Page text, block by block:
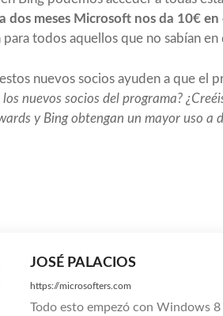
dos meses Microsoft nos da 10€
todos aquellos que no sabían en
nuevos socios ayuden a que el
nuevos socios del programa?
y Bing obtengan un mayor uso a
JOSÉ PALACIOS
https://microsofters.com
Todo esto empezó con Windows